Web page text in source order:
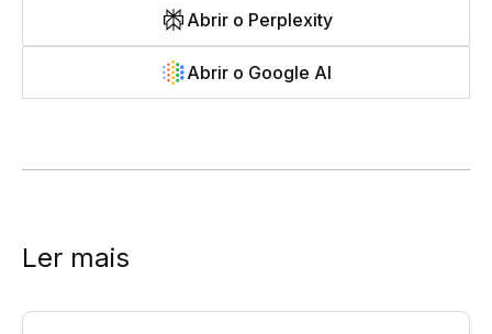
Abrir o Perplexity
Abrir o Google AI
Ler mais